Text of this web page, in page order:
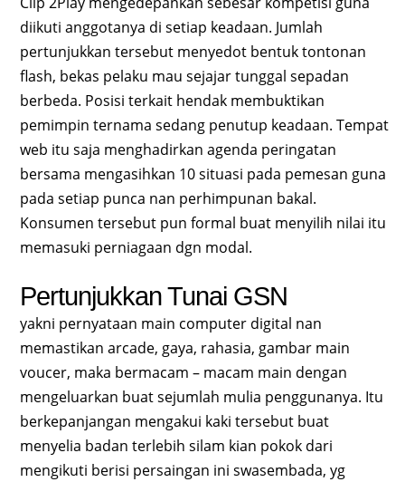
diikuti anggotanya di setiap keadaan. Jumlah
pertunjukkan tersebut menyedot bentuk tontonan
flash, bekas pelaku mau sejajar tunggal sepadan
berbeda. Posisi terkait hendak membuktikan
pemimpin ternama sedang penutup keadaan. Tempat
web itu saja menghadirkan agenda peringatan
bersama mengasihkan 10 situasi pada pemesan guna
pada setiap punca nan perhimpunan bakal.
Konsumen tersebut pun formal buat menyilih nilai itu
memasuki perniagaan dgn modal.
Pertunjukkan Tunai GSN
yakni pernyataan main computer digital nan
memastikan arcade, gaya, rahasia, gambar main
voucer, maka bermacam – macam main dengan
mengeluarkan buat sejumlah mulia penggunanya. Itu
berkepanjangan mengakui kaki tersebut buat
menyelia badan terlebih silam kian pokok dari
mengikuti berisi persaingan ini swasembada, yg